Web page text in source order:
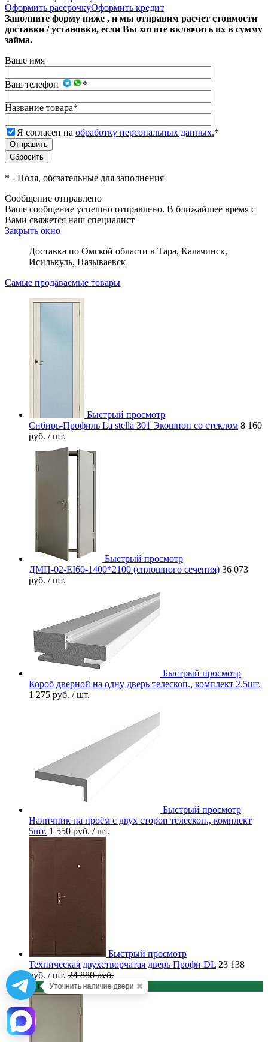
Оформить рассрочкуОформить кредит
Заполните форму ниже , и мы отправим расчет стоимости
доставки / установки, если Вы хотите включить их в сумму
займа.
Ваше имя
Ваш телефон *
Название товара*
Я согласен на обработку персональных данных.*
* - Поля, обязательные для заполнения
Сообщение отправлено
Ваше сообщение успешно отправлено. В ближайшее время с
Вами свяжется наш специалист
Закрыть окно
Доставка по Омской области в Тара, Калачинск,
Исилькуль, Называевск
Самые продаваемые товары
Быстрый просмотр
Сибирь-Профиль La stella 301 Экошпон со стеклом 8 160
руб. / шт.
Быстрый просмотр
ДМП-02-EI60-1400*2100 (сплошного сечения) 36 073
руб. / шт.
Быстрый просмотр
Короб дверной на одну дверь телескоп., комплект 2,5шт.
1 275 руб. / шт.
Быстрый просмотр
Наличник на проём с двух сторон телескоп., комплект
5шт. 1 550 руб. / шт.
Быстрый просмотр
Техническая двухстворчатая дверь Профи DL 23 138
руб. / шт. 24 880 руб.
В наличии
Уточнить наличие двери ✖